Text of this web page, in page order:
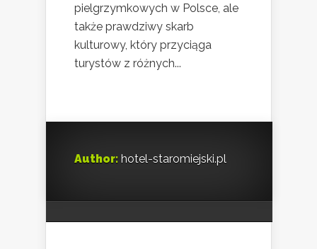
pielgrzymkowych w Polsce, ale
także prawdziwy skarb
kulturowy, który przyciąga
turystów z różnych...
Author: hotel-staromiejski.pl